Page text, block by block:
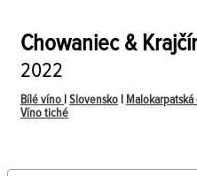
Chowaniec &
2022
Bílé víno Slovensko Malokarpatská
Víno tiché